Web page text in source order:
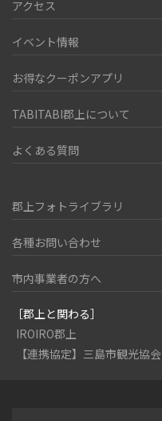
アクセス
イベント情報
お得なクーポンアプリ
TABITABI郡上について
よくある質問
郡上フォトライブラリ
各種お問い合わせ
市内事業者の方へ
［郡上と関わる］
IROIRO郡上
【連携協定】三島市観光協会